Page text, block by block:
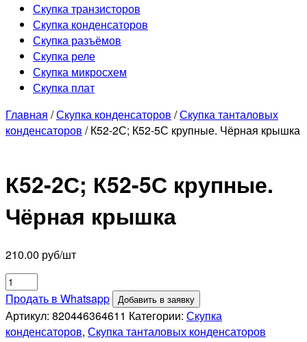
Скупка транзисторов
Скупка конденсаторов
Скупка разъёмов
Скупка реле
Скупка микросхем
Скупка плат
Главная /Скупка конденсаторов /Скупка танталовых
конденсаторов / К52-2С; К52-5С крупные. Чёрная крышка
К52-2С; К52-5С крупные.
Чёрная крышка
210.00 руб/шт
Количество
товара
К52-
2С;
Продать в Whatsapp Добавить в заявку
Артикул: 820446364611 Категории: Скупка
конденсаторов, Скупка танталовых конденсаторов